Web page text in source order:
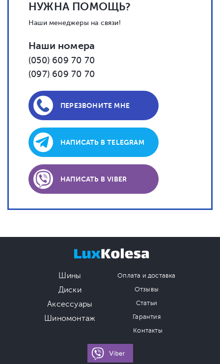
НУЖНА ПОМОЩЬ?
Наши менеджеры на связи!
Наши номера
(050) 609 70 70
(097) 609 70 70
ПЕРЕЗВОНИТЕ МНЕ
НАПИСАТЬ В TELEGRAM
НАПИСАТЬ В VIBER
Шины
Диски
Аксессуары
Шиномонтаж
Оплата и доставка
Отзывы
Статьи
Гарантия
Контакты